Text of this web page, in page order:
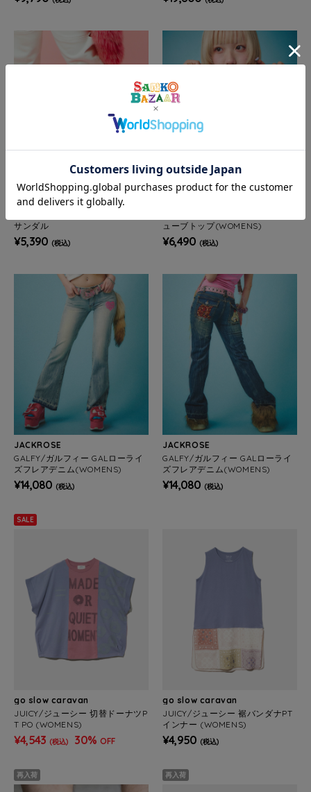
JACKROSE
サンダル
¥5,390 (税込)
ューブトップ(WOMENS)
¥6,490 (税込)
JACKROSE
GALFY/ガルフィー GALローライ
ズフレアデニム(WOMENS)
¥14,080 (税込)
JACKROSE
GALFY/ガルフィー GALローライ
ズフレアデニム(WOMENS)
¥14,080 (税込)
SALE
go slow caravan
JUICY/ジューシー 切替ドーナツP
T PO (WOMENS)
¥4,543 (税込) 30% OFF
go slow caravan
JUICY/ジューシー 裾バンダナPT
インナー (WOMENS)
¥4,950 (税込)
再入荷 再入荷